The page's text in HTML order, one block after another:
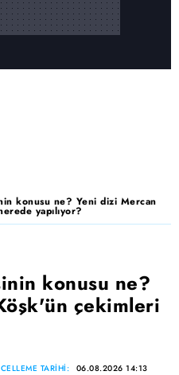
konusu ne? Yeni dizi Mercan
yapılıyor?
konusu ne?
çekimleri
TARİHİ: 06.08.2026 14:13